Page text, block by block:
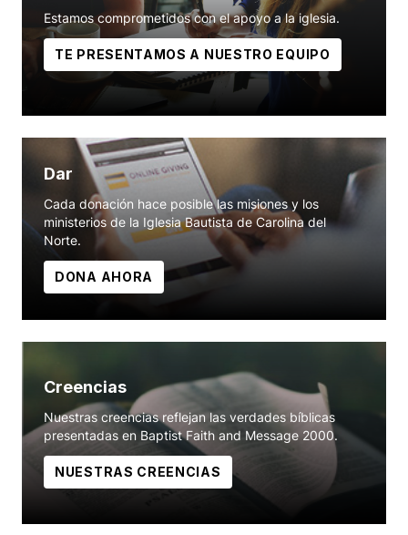
Estamos comprometidos con el apoyo a la iglesia.
TE PRESENTAMOS A NUESTRO EQUIPO
Dar
Cada donación hace posible las misiones y los
ministerios de la Iglesia Bautista de Carolina del
Norte.
DONA AHORA
Creencias
Nuestras creencias reflejan las verdades bíblicas
presentadas en Baptist Faith and Message 2000.
NUESTRAS CREENCIAS